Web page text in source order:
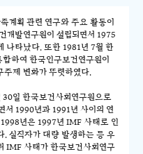
계획 관련 연구와 주요 활동이
개발연구원이 설립되면서 1975
나타났다. 또한 1981년 7월 한
하여 한국인구보건연구원이
주제 변화가 뚜렷하였다.
일 한국보건사회연구원으로
서 1990년과 1991년 사이의 연
년은 1997년 IMF 사태로 인
. 실직자가 대량 발생하는 등 우
IMF 사태가 한국보건사회연구